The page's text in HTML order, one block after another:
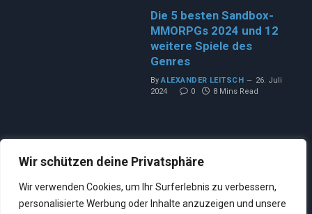
Wir schützen deine Privatsphäre
Wir verwenden Cookies, um Ihr Surferlebnis zu verbessern,
personalisierte Werbung oder Inhalte anzuzeigen und unsere
Die 5 besten Sandbox-
MMORPGs 2024 und 12
weitere Spiele des
Genres
By ALEXANDER LEITSCH
26. Juli
2024
0 8 Mins Read